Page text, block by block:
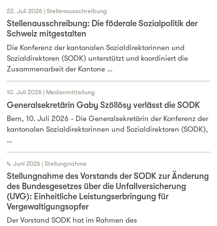
22. Juli 2026 | Stellenausschreibung
Stellenausschreibung: Die föderale Sozialpolitik der
Schweiz mitgestalten
Die Konferenz der kantonalen Sozialdirektorinnen und
Sozialdirektoren (SODK) unterstützt und koordiniert die
Zusammenarbeit der Kantone …
10. Juli 2026 | Medienmitteilung
Generalsekretärin Gaby Szöllösy verlässt die SODK
Bern, 10. Juli 2026 - Die Generalsekretärin der Konferenz der
kantonalen Sozialdirektorinnen und Sozialdirektoren (SODK),
…
4. Juni 2026 | Stellungnahme
Stellungnahme des Vorstands der SODK zur Änderung
des Bundesgesetzes über die Unfallversicherung
(UVG): Einheitliche Leistungserbringung für
Vergewaltigungsopfer
Der Vorstand SODK hat im Rahmen des